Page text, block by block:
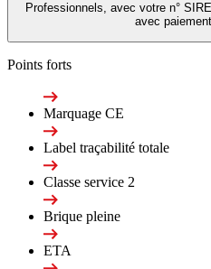
Professionnels, avec votre n°
avec
Points forts
Marquage CE
Label traçabilité totale
Classe service 2
Brique pleine
ETA